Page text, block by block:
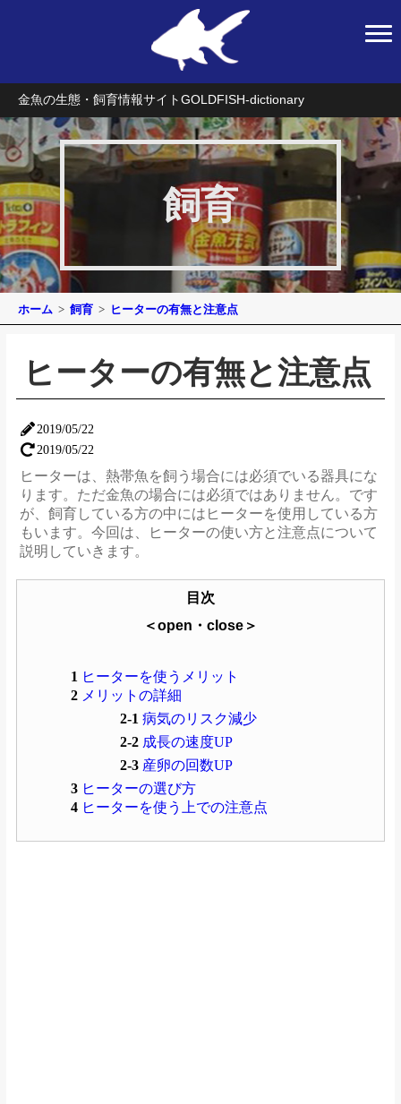
金魚の生態・飼育情報サイトGOLDFISH-dictionary
飼育
ホーム 飼育 ヒーターの有無と注意点
ヒーターの有無と注意点
2019/05/22
2019/05/22
ヒーターは、熱帯魚を飼う場合には必須でいる器具にな
ります。ただ金魚の場合には必須ではありません。です
が、飼育している方の中にはヒーターを使用している方
もいます。今回は、ヒーターの使い方と注意点について
説明していきます。
目次
＜open・close＞
1 ヒーターを使うメリット
2メリットの詳細
2-1 病気のリスク減少
2-2成長の速度UP
2-3産卵の回数UP
3ヒーターの選び方
4ヒーターを使う上での注意点